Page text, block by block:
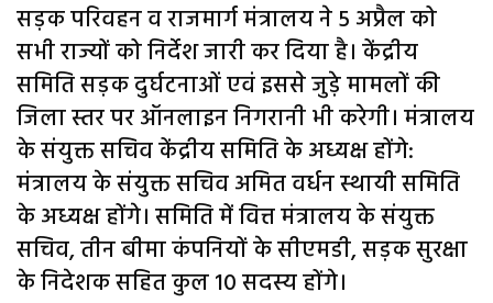
सड़क परिवहन व राजमार्ग मंत्रालय ने 5 अप्रैल को
सभी राज्यों को निर्देश जारी कर दिया है। केंद्रीय
समिति सड़क दुर्घटनाओं एवं इससे जुड़े मामलों की
जिला स्तर पर ऑनलाइन निगरानी भी करेगी। मंत्रालय
के संयुक्त सचिव केंद्रीय समिति के अध्यक्ष होंगे:
मंत्रालय के संयुक्त सचिव अमित वर्धन स्थायी समिति
के अध्यक्ष होंगे। समिति में वित्त मंत्रालय के संयुक्त
सचिव, तीन बीमा कंपनियों के सीएमडी, सड़क सुरक्षा
के निदेशक सहित कुल 10 सदस्य होंगे।